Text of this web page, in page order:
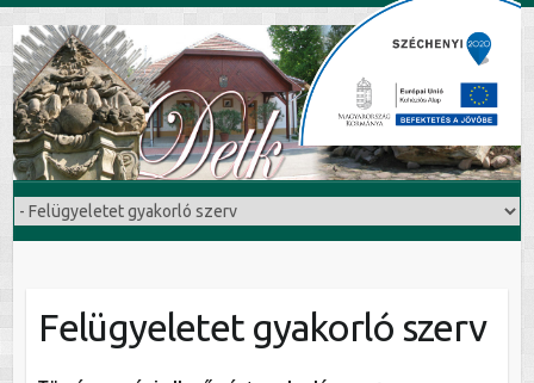
Felügyeletet gyakorló szerv